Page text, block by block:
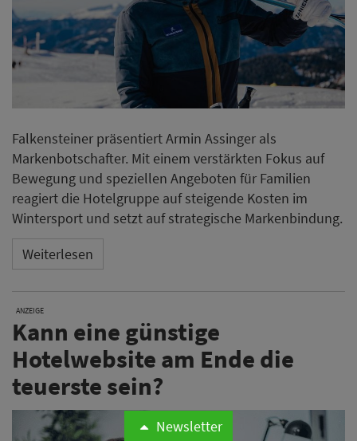
Falkensteiner präsentiert Armin Assinger als
Markenbotschafter. Mit einem verstärkten Fokus auf
Bewegung und speziellen Angeboten für Familien
reagiert die Hotelgruppe auf steigende Kosten im
Wintersport und setzt auf strategische Markenbindung.
Weiterlesen
ANZEIGE
Kann eine günstige
Hotelwebsite am Ende die
teuerste sein?
Newsletter